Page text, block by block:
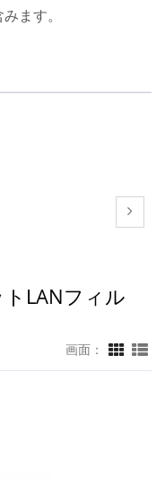
ます。
LANフィル
画面：